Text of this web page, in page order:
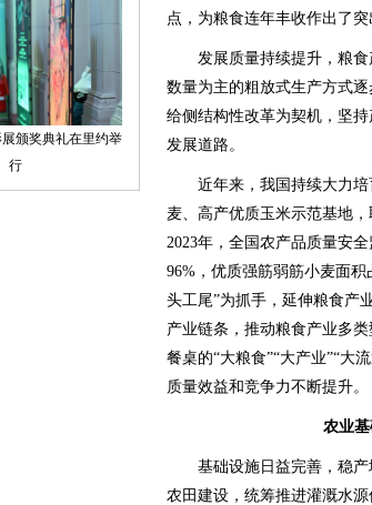
点，为粮食连年丰收作出了突
发展质量持续提升，粮食
数量为主的粗放式生产方式
给侧结构性改革为契机，坚
发展道路。
近年来，我国持续大力培
麦、高产优质玉米示范基地
2023年，全国农产品质量安
96%，优质强筋弱筋小麦面积
头工尾”为抓手，延伸粮食产
产业链条，推动粮食产业多
餐桌的“大粮食”“大产业”“大
质量效益和竞争力不断提升。
农业
基础设施日益完善，稳产
农田建设，统筹推进灌溉水